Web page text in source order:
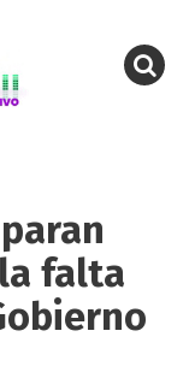
falta